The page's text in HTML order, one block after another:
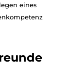
eines